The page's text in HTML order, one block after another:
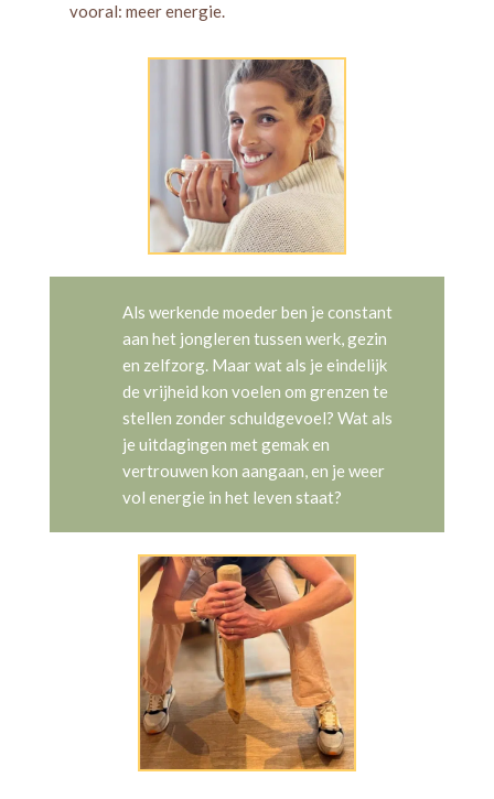
vooral: meer energie.
Als werkende moeder ben je constant
aan het jongleren tussen werk, gezin
en zelfzorg. Maar wat als je eindelijk
de vrijheid kon voelen om grenzen te
stellen zonder schuldgevoel? Wat als
je uitdagingen met gemak en
vertrouwen kon aangaan, en je weer
vol energie in het leven staat?